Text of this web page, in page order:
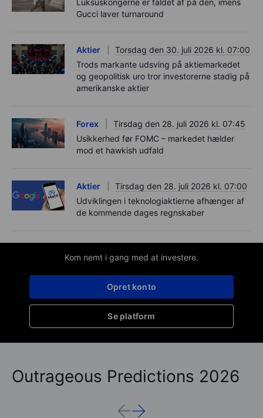
Luksuskongerne er faldet af på den, imens
Gucci laver turnaround
Aktier
Torsdag den 30. juli 2026 kl. 07:00
Trods markante udsving på aktiemarkedet
og geopolitisk uro tror investorerne stadig på
amerikanske aktier
Forex
Tirsdag den 28. juli 2026 kl. 07:45
Usikkerhed før FOMC – markedet hælder
mod et hawkish udfald
Aktier
Tirsdag den 28. juli 2026 kl. 07:00
Udviklingen i teknologiaktierne afhænger af
de kommende dages regnskaber
Kom nemt i gang med at investere.
Se platform
Opret konto
Outrageous Predictions 2026